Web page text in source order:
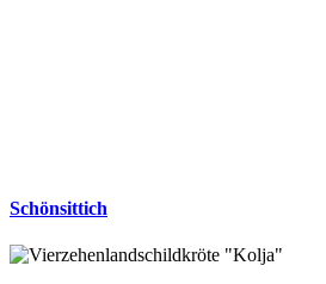
Schönsittich